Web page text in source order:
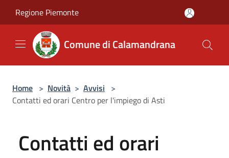
Regione Piemonte
Comune di Calamandrana
Home > Novità > Avvisi >
Contatti ed orari Centro per l'impiego di Asti
Contatti ed orari